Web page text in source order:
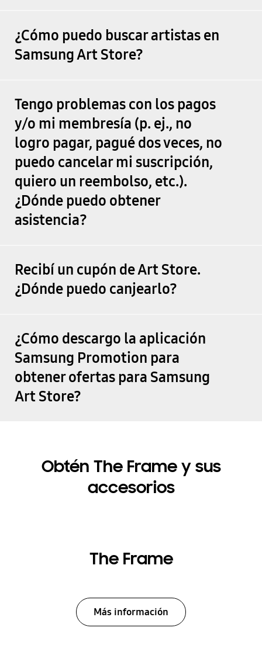
¿Cómo puedo buscar artistas en
Samsung Art Store?
Tengo problemas con los pagos
y/o mi membresía (p. ej., no
logro pagar, pagué dos veces, no
puedo cancelar mi suscripción,
quiero un reembolso, etc.).
¿Dónde puedo obtener
asistencia?
Recibí un cupón de Art Store.
¿Dónde puedo canjearlo?
¿Cómo descargo la aplicación
Samsung Promotion para
obtener ofertas para Samsung
Art Store?
Obtén The Frame y sus
accesorios
The Frame
Más información